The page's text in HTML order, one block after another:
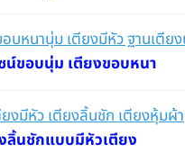
น์ขอบนุ่ม เตียงขอบหนา
ลิ้นชักแบบมีหัวเตียง